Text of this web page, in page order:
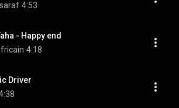
4:53
- Happy end
4:18
Driver